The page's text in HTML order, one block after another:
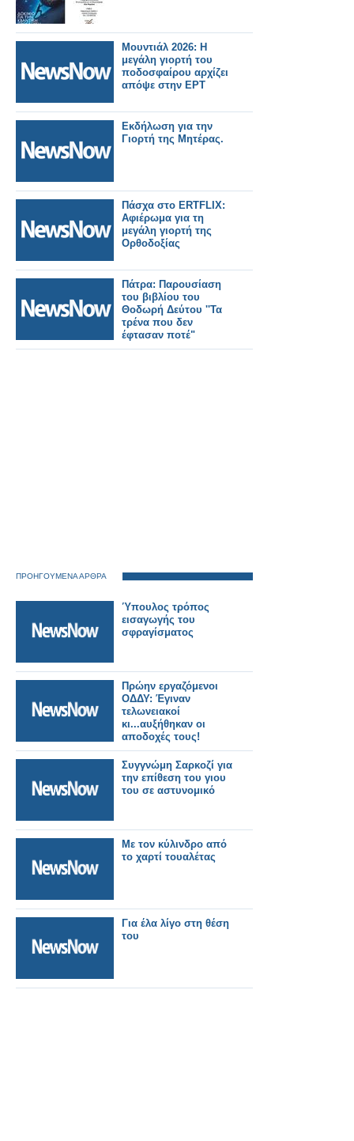
Μουντιάλ 2026: H
μεγάλη γιορτή του
ποδοσφαίρου αρχίζει
απόψε στην ΕΡΤ
Εκδήλωση για την
Γιορτή της Μητέρας.
Πάσχα στο ERTFLIX:
Αφιέρωμα για τη
μεγάλη γιορτή της
Ορθοδοξίας
Πάτρα: Παρουσίαση
του βιβλίου του
Θοδωρή Δεύτου ''Τα
τρένα που δεν
έφτασαν ποτέ"
ΠΡΟΗΓΟΥΜΕΝΑ ΑΡΘΡΑ
Ύπουλος τρόπος
εισαγωγής του
σφραγίσματος
Πρώην εργαζόμενοι
ΟΔΔΥ: Έγιναν
τελωνειακοί
κι...αυξήθηκαν οι
αποδοχές τους!
Συγγνώμη Σαρκοζί για
την επίθεση του γιου
του σε αστυνομικό
Με τον κύλινδρο από
το χαρτί τουαλέτας
Για έλα λίγο στη θέση
του